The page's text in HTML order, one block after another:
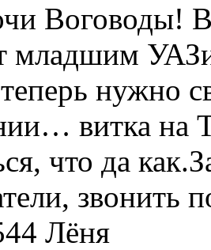
Воговоды!
младшим
нужно
витка на
что да
звонить
Лёня